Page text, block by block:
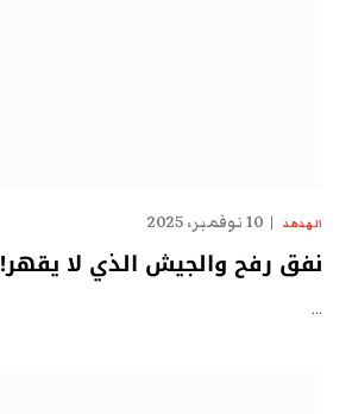
الهدهد 10 نوفمبر، 2025
نفق رفح والجيش الذي لا يقهر!
…